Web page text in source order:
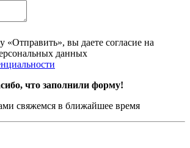
вы даете согласие на
данных
что заполнили форму!
свяжемся в ближайшее время